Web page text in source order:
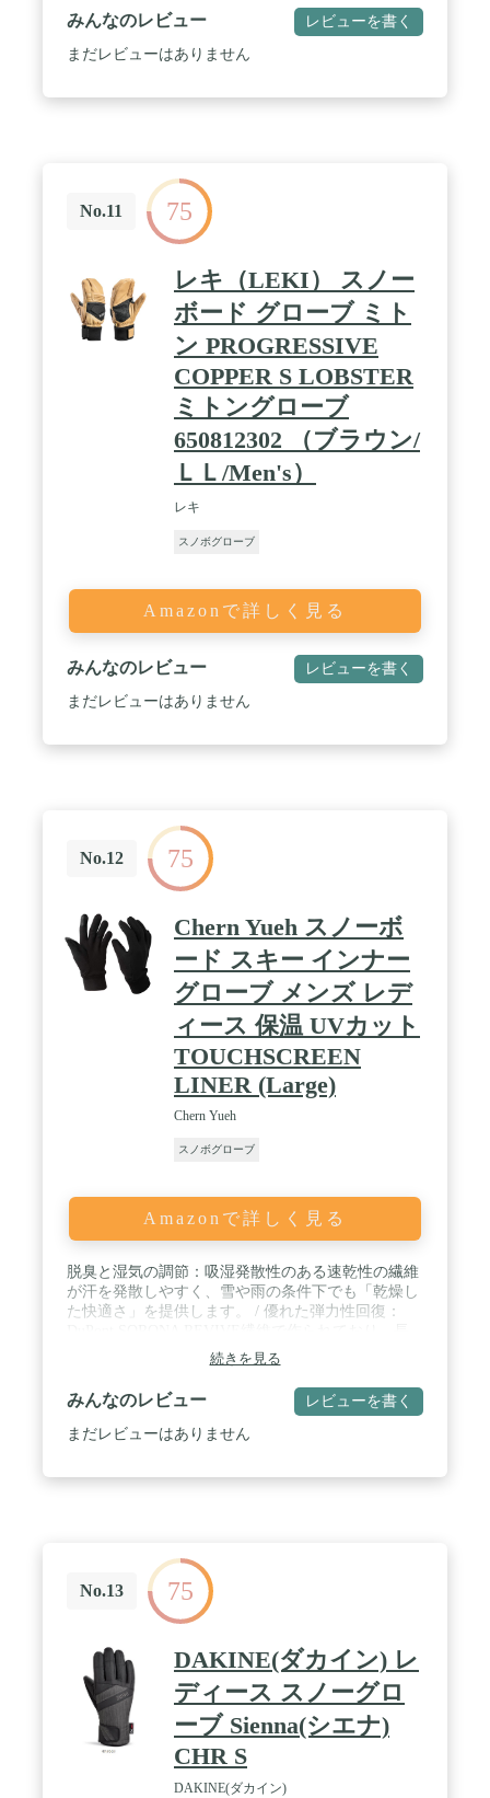
包み、保護性能にも優れています。 / PrimaLoft :
PrimaLoft は軽くて通気性に優れ、過酷な環境でも
手をドライな状態に保ち、温かさと快適さをキープ
みんなのレビュー レビューを書く
まだレビューはありません
No.11 75
レキ（LEKI） スノー
ボード グローブ ミト
ン PROGRESSIVE
COPPER S LOBSTER
ミトングローブ
650812302 （ブラウン/
ＬＬ/Men's）
レキ
スノボグローブ
Amazonで詳しく見る
みんなのレビュー レビューを書く
まだレビューはありません
No.12 75
Chern Yueh スノーボ
ード スキー インナー
グローブ メンズ レデ
ィース 保温 UVカット
TOUCHSCREEN
LINER (Large)
Chern Yueh
スノボグローブ
Amazonで詳しく見る
脱臭と湿気の調節：吸湿発散性のある速乾性の繊維
が汗を発散しやすく、雪や雨の条件下でも「乾燥し
た快適さ」を提供します。 / 優れた弾力性回復：
期的な形状保持と弾力性回復性能を提供します。こ
れにより、不要なたるみやたるみを防ぎます。 手袋
は柔らかく、寸法が安定しているため、常にフィッ
ト感を保つことができます。 余分な体重が増えて
も、きつすぎることはありません。 / 軽量で用途が
ハイキング、登山に最適です。 / 100％ポリエステ
ル。 インナーフリースの裏地で作られた手袋。 柔
らかく、快適で、毒性がなく、フルフィンガーデザ
インが付属しています。 耐久性のある素材は、日常
の使用に耐えることができます。 / タッチスクリー
ン互換：親指と人差し指のタッチスクリーン機能設
計により、スマートデバイスを使用するためにグロ
ーブを取り外す必要がなくなります。
続きを見る
みんなのレビュー レビューを書く
まだレビューはありません
No.13 75
DAKINE(ダカイン) レ
ディース スノーグロ
ーブ Sienna(シエナ)
CHR S
DAKINE(ダカイン)